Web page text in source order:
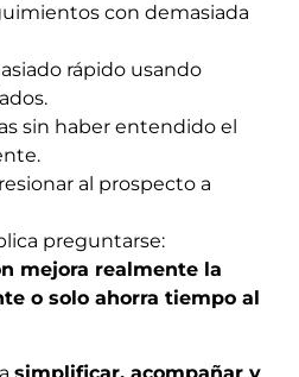
con demasiada
rápido usando
sin haber entendido el
al prospecto a
preguntarse:
mejora realmente la
o solo ahorra tiempo al